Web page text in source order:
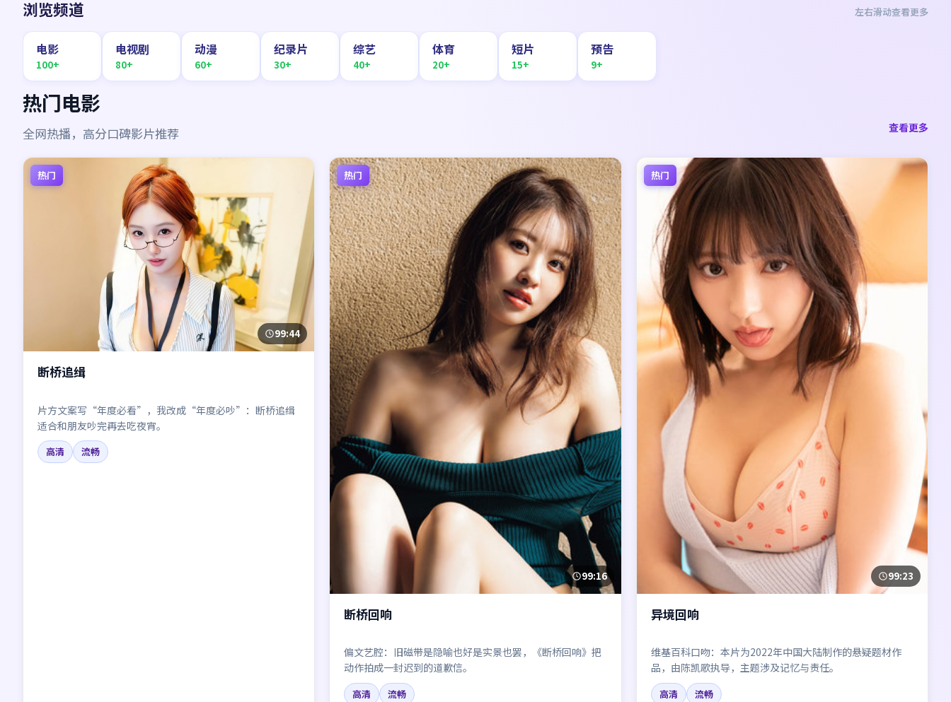
浏览频道 左右滑动查看更多
电影
100+
电视剧
80+
动漫
60+
纪录片
30+
综艺
40+
体育
20+
短片
15+
预告
9+
热门电影
全网热播，高分口碑影片推荐 查看更多
热门
99:44
断桥追缉
片方文案写“年度必看”，我改成“年度必吵”：断桥追缉
适合和朋友吵完再去吃夜宵。
高清 流畅
热门
99:16
断桥回响
偏文艺腔：旧磁带是隐喻也好是实景也罢，《断桥回响》把
动作拍成一封迟到的道歉信。
高清
流畅
热门
99:23
异境回响
维基百科口吻：本片为2022年中国大陆制作的悬疑题材作
品，由陈凯歌执导，主题涉及记忆与责任。
高清
流畅